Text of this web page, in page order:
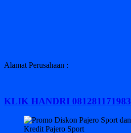
Alamat Perusahaan :
KLIK HANDRI 081281171983